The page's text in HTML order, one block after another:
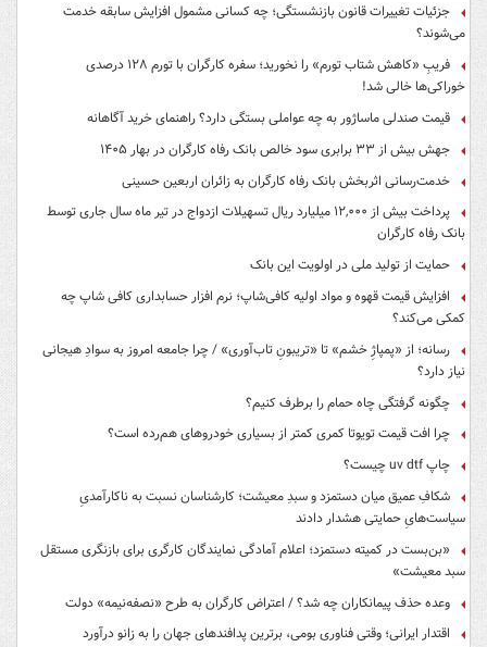
جزئیات تغییرات قانون بازنشستگی؛ چه کسانی مشمول افزایش سابقه خدمت
می‌شوند؟
فریبِ «کاهش شتاب تورم» را نخورید؛ سفره کارگران با تورم ۱۲۸ درصدی
خوراکی‌ها خالی شد!
قیمت صندلی ماساژور به چه عواملی بستگی دارد؟ راهنمای خرید آگاهانه
جهش بیش از ۳۳ برابری سود خالص بانک رفاه کارگران در بهار ۱۴۰۵
خدمت‌رسانی اثربخش بانک رفاه کارگران به زائران اربعین حسینی
پرداخت بیش از ۱۲,۰۰۰ میلیارد ریال تسهیلات ازدواج در تیر ماه سال جاری توسط
بانک رفاه کارگران
حمایت از تولید ملی در اولویت این بانک
افزایش قیمت قهوه و مواد اولیه کافی‌شاپ؛ نرم افزار حسابداری کافی شاپ چه
کمکی می‌کند؟
رسانه؛ از «پمپاژِ خشم» تا «تریبونِ تاب‌آوری» / چرا جامعه امروز به سوادِ هیجانی
نیاز دارد؟
چگونه گرفتگی چاه حمام را برطرف کنیم؟
چرا افت قیمت تویوتا کمری کمتر از بسیاری خودروهای هم‌رده است؟
چاپ uv dtf چیست؟
شکافِ عمیق میان دستمزد و سبدِ معیشت؛ کارشناسان نسبت به ناکارآمدیِ
سیاست‌هایِ حمایتی هشدار دادند
«بن‌بست در کمیته دستمزد؛ اعلام آمادگی نمایندگان کارگری برای بازنگری مستقل
سبد معیشت»
وعده حذف پیمانکاران چه شد؟ / اعتراض کارگران به طرح «نصفه‌نیمه» دولت
اقتدار ایرانی؛ وقتی فناوری بومی، برترین پدافندهای جهان را به زانو درآورد